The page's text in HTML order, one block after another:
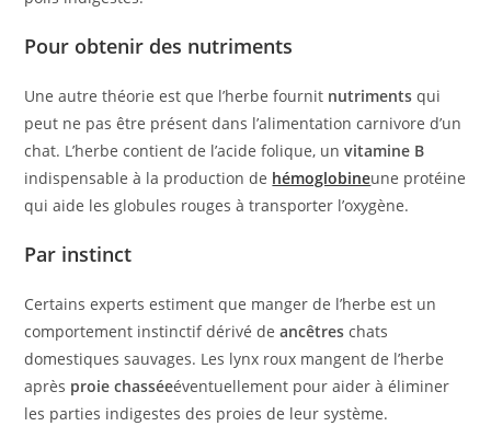
Pour obtenir des nutriments
Une autre théorie est que l’herbe fournit nutriments qui
peut ne pas être présent dans l’alimentation carnivore d’un
chat. L’herbe contient de l’acide folique, unvitamine B
indispensable à la production de hémoglobineune protéine
qui aide les globules rouges à transporter l’oxygène.
Par instinct
Certains experts estiment que manger de l’herbe est un
comportement instinctif dérivé deancêtres chats
domestiques sauvages. Les lynx roux mangent de l’herbe
après proie chasséeéventuellement pour aider à éliminer
les parties indigestes des proies de leur système.